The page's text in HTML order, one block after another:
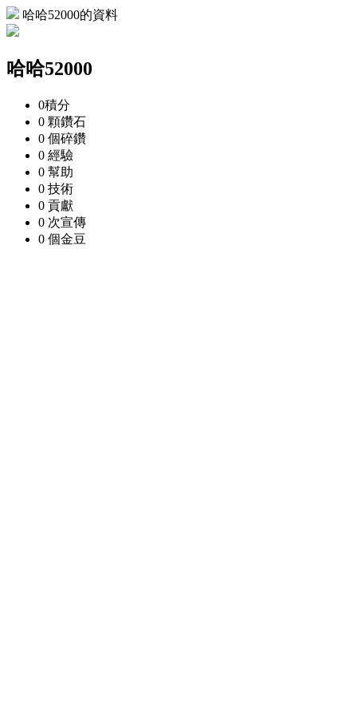
哈哈52000的資料
哈哈52000
0積分
0 顆鑽石
0 個碎鑽
0 經驗
0 幫助
0 技術
0 貢獻
0 次宣傳
0 個金豆